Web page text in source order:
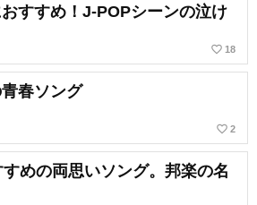
すすめ！J-POPシーンの泣け
favorite_border 18
春ソング
favorite_border 2
めの両思いソング。邦楽の名